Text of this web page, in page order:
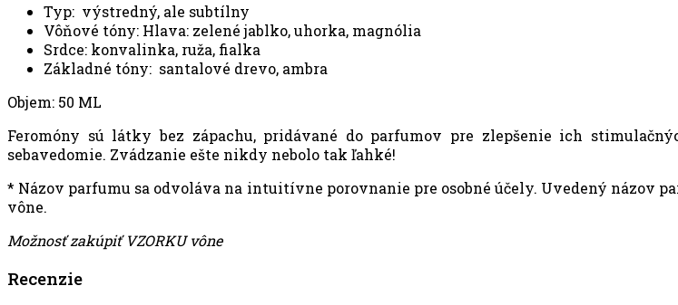
Typ: výstredný, ale subtílny
Vôňové tóny: Hlava: zelené jablko, uhorka, magnólia
Srdce: konvalinka, ruža, fialka
Základné tóny: santalové drevo, ambra
Objem: 50 ML
Feromóny sú látky bez zápachu, pridávané do parfumov pre zlepšenie ich
sebavedomie. Zvádzanie ešte nikdy nebolo tak ľahké!
* Názov parfumu sa odvoláva na intuitívne porovnanie pre osobné účely. Uvedený názov
vône.
Možnosť zakúpiť VZORKU vône
Recenzie